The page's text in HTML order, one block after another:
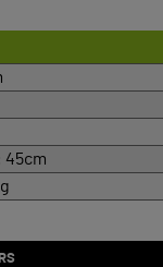
45cm